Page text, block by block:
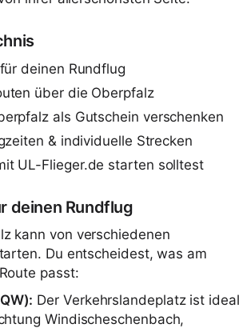
deinen Rundflug
über die Oberpfalz
als Gutschein verschenken
& individuelle Strecken
UL-Flieger.de starten solltest
deinen Rundflug
kann von verschiedenen
Du entscheidest, was am
passt:
Der Verkehrslandeplatz ist ideal
Windischeschenbach,